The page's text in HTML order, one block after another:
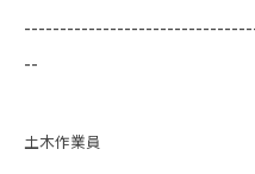
--
土木作業員